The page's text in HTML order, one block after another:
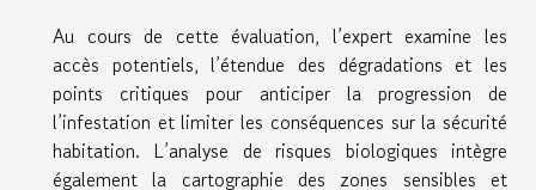
Au cours de cette évaluation, l’expert examine les
accès potentiels, l’étendue des dégradations et les
points critiques pour anticiper la progression de
l’infestation et limiter les conséquences sur la sécurité
habitation. L’analyse de risques biologiques intègre
également la cartographie des zones sensibles et